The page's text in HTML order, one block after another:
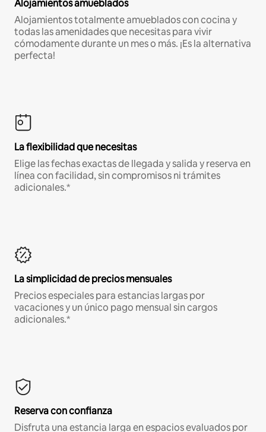
Alojamientos amueblados
Alojamientos totalmente amueblados con cocina y
todas las amenidades que necesitas para vivir
cómodamente durante un mes o más. ¡Es la alternativa
perfecta!
La flexibilidad que necesitas
Elige las fechas exactas de llegada y salida y reserva en
línea con facilidad, sin compromisos ni trámites
adicionales.*
La simplicidad de precios mensuales
Precios especiales para estancias largas por
vacaciones y un único pago mensual sin cargos
adicionales.*
Reserva con confianza
Disfruta una estancia larga en espacios evaluados por